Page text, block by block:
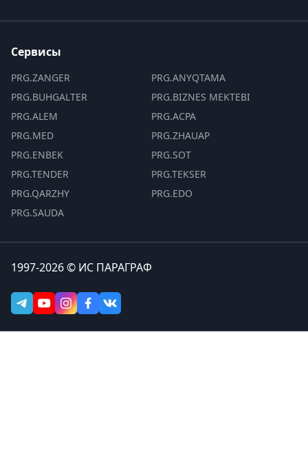
Сервисы
PRG.ZANGER
PRG.BUHGALTER
PRG.ALEM
PRG.MED
PRG.ENBEK
PRG.TENDER
PRG.QARZHY
PRG.SAUDA
PRG.ANYQTAMA
PRG.BIZNES MEKTEBI
PRG.ACPA
PRG.ZHAUAP
PRG.SOT
PRG.TEKSER
PRG.EDO
1997-2026 © ИС ПАРАГРАФ